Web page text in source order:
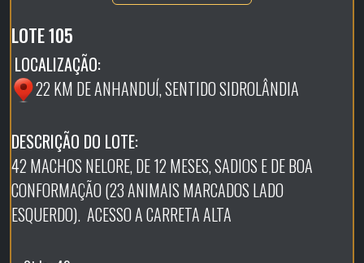
LOTE 105
LOCALIZAÇÃO:
22 KM DE ANHANDUÍ, SENTIDO SIDROLÂNDIA
DESCRIÇÃO DO LOTE:
42 MACHOS NELORE, DE 12 MESES, SADIOS E DE BOA
CONFORMAÇÃO (23 ANIMAIS MARCADOS LADO
ESQUERDO). ACESSO A CARRETA ALTA